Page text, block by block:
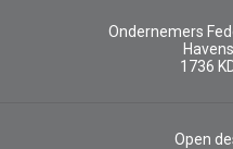
Ondernemers
1736
Open